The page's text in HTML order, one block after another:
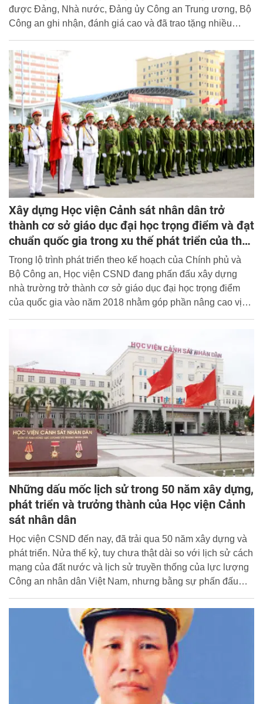
được Đảng, Nhà nước, Đảng ủy Công an Trung ương, Bộ
Công an ghi nhận, đánh giá cao và đã trao tặng nhiều
được Nhà nước phong tặng danh hiệu Anh hùng lực
lượng vũ trang nhân dân.
Xây dựng Học viện Cảnh sát nhân dân trở
thành cơ sở giáo dục đại học trọng điểm và đạt
chuẩn quốc gia trong xu thế phát triển của thế
giới và khu vực
Trong lộ trình phát triển theo kế hoạch của Chính phủ và
Bộ Công an, Học viện CSND đang phấn đấu xây dựng
nhà trường trở thành cơ sở giáo dục đại học trọng điểm
của quốc gia vào năm 2018 nhằm góp phần nâng cao vị
Những dấu mốc lịch sử trong 50 năm xây dựng,
phát triển và trưởng thành của Học viện Cảnh
sát nhân dân
Học viện CSND đến nay, đã trải qua 50 năm xây dựng và
phát triển. Nửa thế kỷ, tuy chưa thật dài so với lịch sử cách
mạng của đất nước và lịch sử truyền thống của lực lượng
Công an nhân dân Việt Nam, nhưng bằng sự phấn đấu
đã để lại nhiều dấu ấn lịch sử, ghi nhận và khẳng định
những công lao to lớn của các thế hệ thầy và trò Học viện
Cảnh sát nhân dân đối với sự nghiệp đào tạo của Ngành.